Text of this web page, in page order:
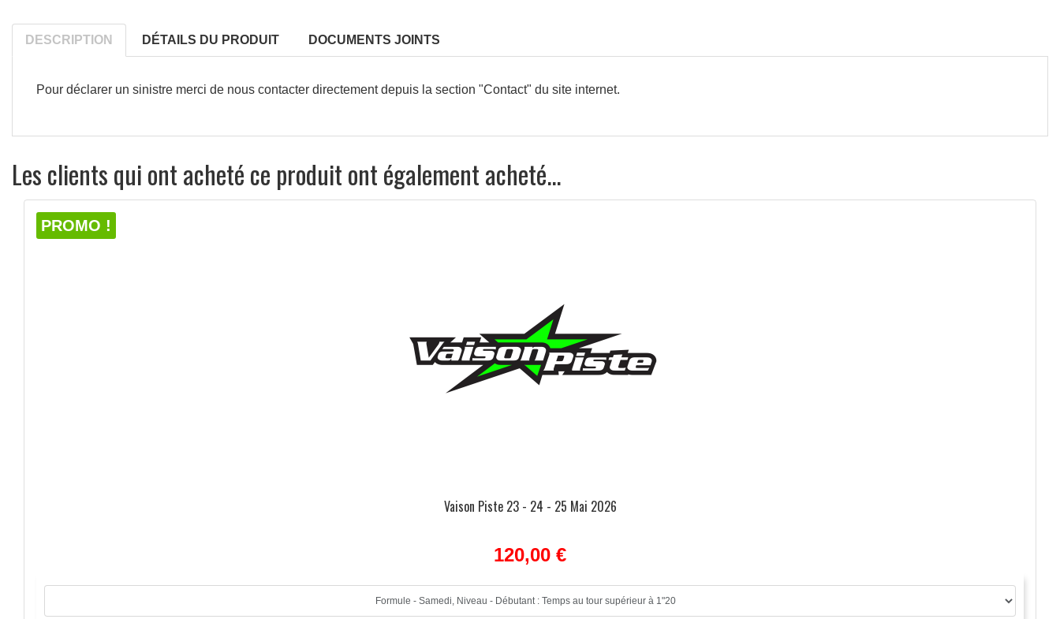
DESCRIPTION DÉTAILS DU PRODUIT DOCUMENTS JOINTS
Pour déclarer un sinistre merci de nous contacter directement depuis la section "Contact" du site internet.
Les clients qui ont acheté ce produit ont également acheté...
PROMO !
Vaison Piste 23 - 24 - 25 Mai 2026
120,00 €